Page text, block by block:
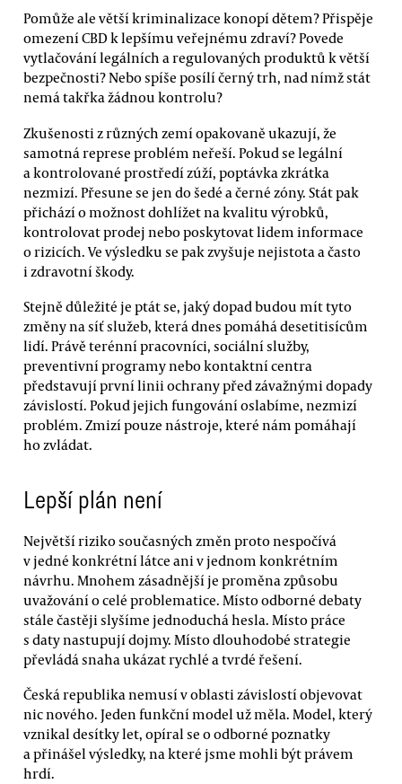
Pomůže ale větší kriminalizace konopí dětem? Přispěje
omezení CBD k lepšímu veřejnému zdraví? Povede
vytlačování legálních a regulovaných produktů k větší
bezpečnosti? Nebo spíše posílí černý trh, nad nímž stát
nemá takřka žádnou kontrolu?
Zkušenosti z různých zemí opakovaně ukazují, že
samotná represe problém neřeší. Pokud se legální
a kontrolované prostředí zúží, poptávka zkrátka
nezmizí. Přesune se jen do šedé a černé zóny. Stát pak
přichází o možnost dohlížet na kvalitu výrobků,
kontrolovat prodej nebo poskytovat lidem informace
o rizicích. Ve výsledku se pak zvyšuje nejistota a často
i zdravotní škody.
Stejně důležité je ptát se, jaký dopad budou mít tyto
změny na síť služeb, která dnes pomáhá desetitisícům
lidí. Právě terénní pracovníci, sociální služby,
preventivní programy nebo kontaktní centra
představují první linii ochrany před závažnými dopady
závislostí. Pokud jejich fungování oslabíme, nezmizí
problém. Zmizí pouze nástroje, které nám pomáhají
ho zvládat.
Lepší plán není
Největší riziko současných změn proto nespočívá
v jedné konkrétní látce ani v jednom konkrétním
návrhu. Mnohem zásadnější je proměna způsobu
uvažování o celé problematice. Místo odborné debaty
stále častěji slyšíme jednoduchá hesla. Místo práce
s daty nastupují dojmy. Místo dlouhodobé strategie
převládá snaha ukázat rychlé a tvrdé řešení.
Česká republika nemusí v oblasti závislostí objevovat
nic nového. Jeden funkční model už měla. Model, který
vznikal desítky let, opíral se o odborné poznatky
a přinášel výsledky, na které jsme mohli být právem
hrdí.